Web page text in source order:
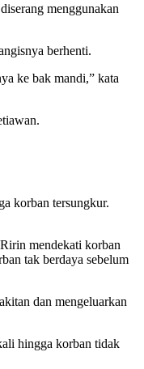
menggunakan
berhenti.
ke bak mandi,” kata
korban tersungkur.
mendekati korban
tak berdaya sebelum
dan mengeluarkan
hingga korban tidak